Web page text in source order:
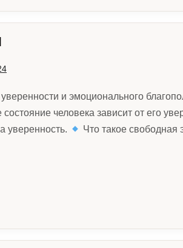
и эмоционального
человека зависит от его
уверенность.
Что такое свободная